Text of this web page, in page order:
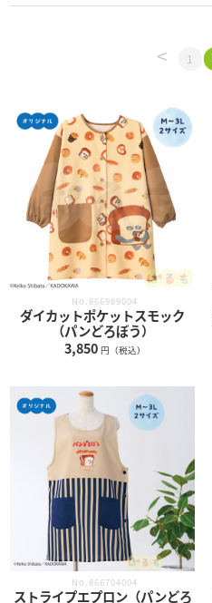
< 1
No.866989004
ダイカットポケットスモック
（パンどろぼう）
3,850 円（税込）
No.866704004
ストライプエプロン（パンどろ